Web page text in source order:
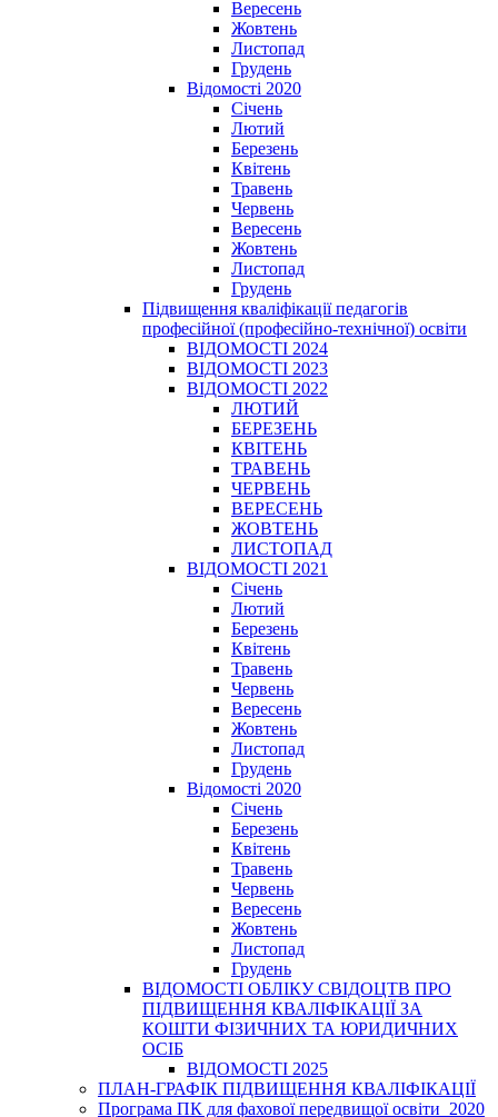
Вересень
Жовтень
Листопад
Грудень
Відомості 2020
Січень
Лютий
Березень
Квітень
Травень
Червень
Вересень
Жовтень
Листопад
Грудень
Підвищення кваліфікації педагогів
професійної (професійно-технічної) освіти
ВІДОМОСТІ 2024
ВІДОМОСТІ 2023
ВІДОМОСТІ 2022
ЛЮТИЙ
БЕРЕЗЕНЬ
КВІТЕНЬ
ТРАВЕНЬ
ЧЕРВЕНЬ
ВЕРЕСЕНЬ
ЖОВТЕНЬ
ЛИСТОПАД
ВІДОМОСТІ 2021
Січень
Лютий
Березень
Квітень
Травень
Червень
Вересень
Жовтень
Листопад
Грудень
Відомості 2020
Січень
Березень
Квітень
Травень
Червень
Вересень
Жовтень
Листопад
Грудень
ВІДОМОСТІ ОБЛІКУ СВІДОЦТВ ПРО
ПІДВИЩЕННЯ КВАЛІФІКАЦІЇ ЗА
КОШТИ ФІЗИЧНИХ ТА ЮРИДИЧНИХ
ОСІБ
ВІДОМОСТІ 2025
ПЛАН-ГРАФІК ПІДВИЩЕННЯ КВАЛІФІКАЦІЇ
Програма ПК для фахової передвищої освіти_2020